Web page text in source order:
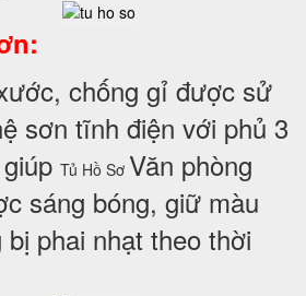
chống gỉ được sử
sơn tĩnh điện với phủ 3
Tủ Hồ Sơ Văn phòng
sáng bóng, giữ màu
phai nhạt theo thời